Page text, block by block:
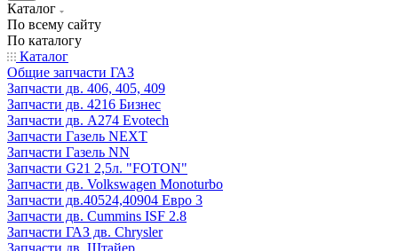
Каталог
По всему сайту
По каталогу
Каталог
Общие запчасти ГАЗ
Запчасти дв. 406, 405, 409
Запчасти дв. 4216 Бизнес
Запчасти дв. A274 Evotech
Запчасти Газель NEXT
Запчасти Газель NN
Запчасти G21 2,5л. "FOTON"
Запчасти дв. Volkswagen Monoturbo
Запчасти дв.40524,40904 Евро 3
Запчасти дв. Cummins ISF 2.8
Запчасти ГАЗ дв. Chrysler
Запчасти дв. Штайер